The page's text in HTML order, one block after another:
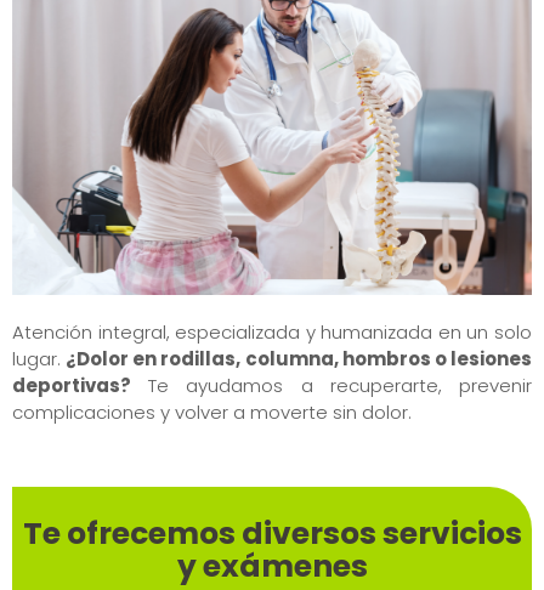
Atención integral, especializada y humanizada en un solo
lugar. ¿Dolor en rodillas, columna, hombros o lesiones
deportivas? Te ayudamos a recuperarte, prevenir
complicaciones y volver a moverte sin dolor.
Te ofrecemos diversos servicios
yexámenes